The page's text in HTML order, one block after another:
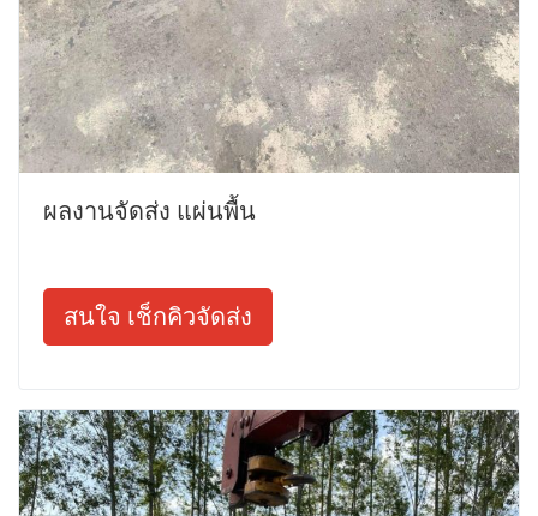
ผลงานจัดส่ง แผ่นพื้น
สนใจ เช็กคิวจัดส่ง